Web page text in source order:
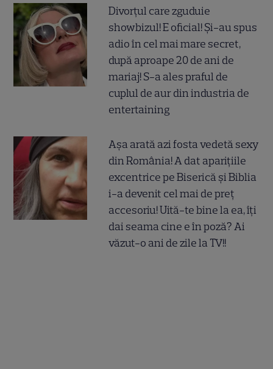
Divorțul care zguduie
showbizul! E oficial! Și-au spus
adio în cel mai mare secret,
după aproape 20 de ani de
mariaj! S-a ales praful de
cuplul de aur din industria de
entertaining
Așa arată azi fosta vedetă sexy
din România! A dat aparițiile
excentrice pe Biserică și Biblia
i-a devenit cel mai de preț
accesoriu! Uită-te bine la ea, îți
dai seama cine e în poză? Ai
văzut-o ani de zile la TV!!